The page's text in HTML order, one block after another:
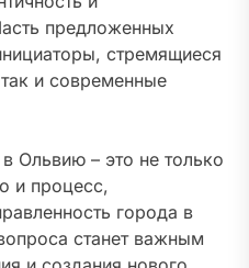
предложенных
стремящиеся
и современные
Ольвию – это не только
и процесс,
города в
станет важным